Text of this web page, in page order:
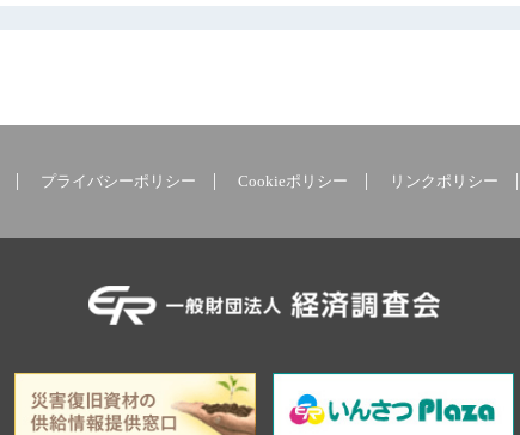
プライバシーポリシー Cookieポリシー リンクポリシー